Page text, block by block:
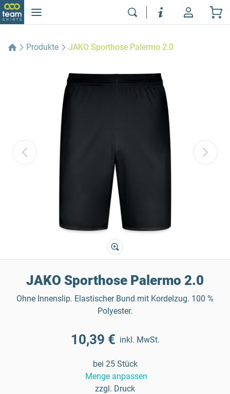
Produkte JAKO Sporthose Palermo 2.0
JAKO Sporthose Palermo 2.0
Ohne Innenslip. Elastischer Bund mit Kordelzug. 100 %
Polyester.
10,39 € inkl. MwSt.
bei 25 Stück
Menge anpassen
zzgl. Druck